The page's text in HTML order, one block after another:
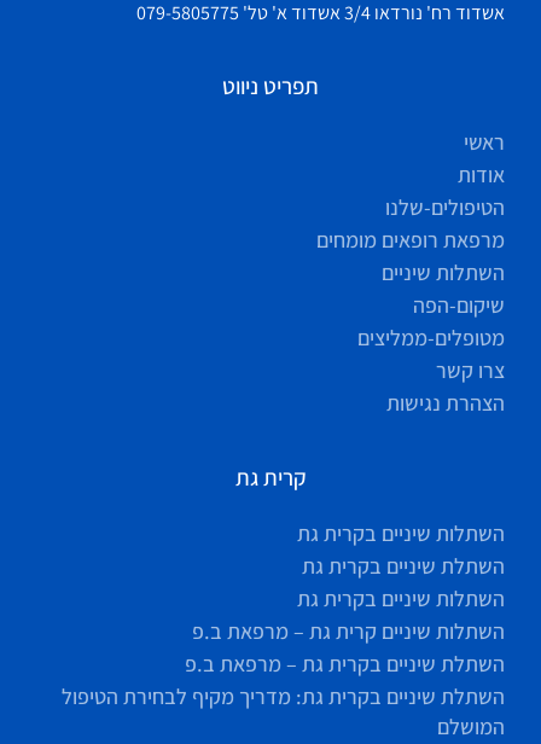
אשדוד רח' נורדאו 3/4 אשדוד א' טל' 079-5805775
תפריט ניווט
ראשי
אודות
הטיפולים-שלנו
מרפאת רופאים מומחים
השתלות שיניים
שיקום-הפה
מטופלים-ממליצים
צרו קשר
הצהרת נגישות
קרית גת
השתלות שיניים בקרית גת
השתלת שיניים בקרית גת
השתלות שיניים בקרית גת
השתלות שיניים קרית גת – מרפאת ב.פ
השתלת שיניים בקרית גת – מרפאת ב.פ
השתלת שיניים בקרית גת: מדריך מקיף לבחירת הטיפול
המושלם